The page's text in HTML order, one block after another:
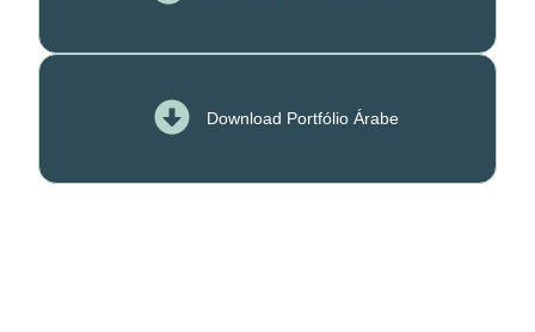
Download Portfólio Árabe